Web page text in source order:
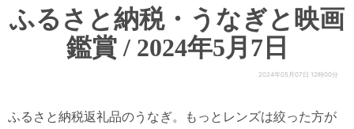
ふるさと納税・うなぎと映画
鑑賞 / 2024年5月7日
2024年05月07日 12時00分
ふるさと納税返礼品のうなぎ。もっとレンズは絞った方が